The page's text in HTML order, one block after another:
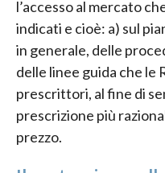
l’accesso al mercato
indicati e cioè: a) sul
in generale, delle
delle linee guida che le
prescrittori, al fine di
prescrizione più
prezzo.